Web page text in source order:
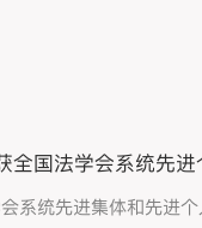
全国法学会系统先进
系统先进集体和先进